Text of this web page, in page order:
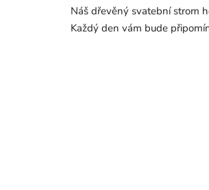
Náš dřevěný svatební strom
Každý den vám bude